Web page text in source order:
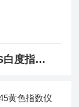
DLT-YS白度指数仪